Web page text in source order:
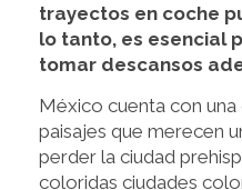
trayectos en coche
lo tanto, es esencial
tomar descansos
México cuenta con
paisajes que merecen
perder la ciudad
coloridas ciudades